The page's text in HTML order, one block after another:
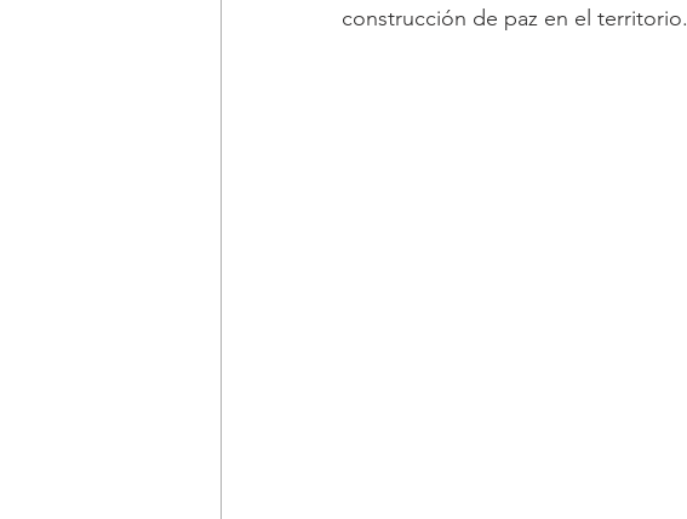
construcción de paz en el territorio.